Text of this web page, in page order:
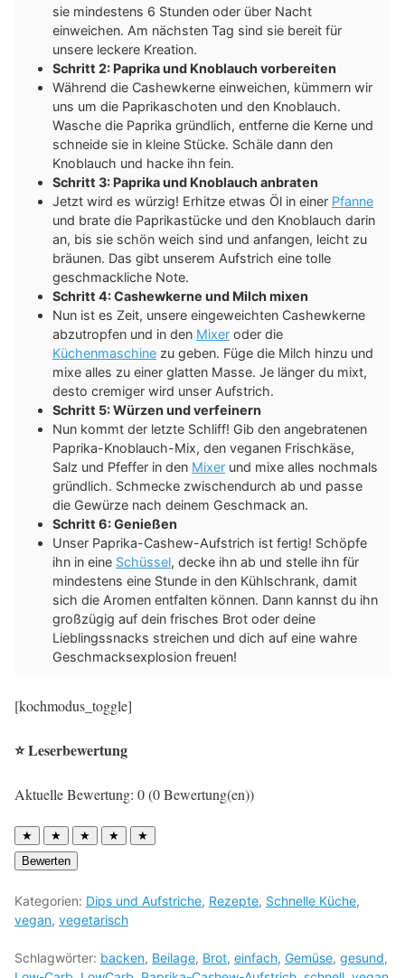
sie mindestens 6 Stunden oder über Nacht
einweichen. Am nächsten Tag sind sie bereit für
unsere leckere Kreation.
Schritt 2: Paprika und Knoblauch vorbereiten
Während die Cashewkerne einweichen, kümmern wir
uns um die Paprikaschoten und den Knoblauch.
Wasche die Paprika gründlich, entferne die Kerne und
schneide sie in kleine Stücke. Schäle dann den
Knoblauch und hacke ihn fein.
Schritt 3: Paprika und Knoblauch anbraten
Jetzt wird es würzig! Erhitze etwas Öl in einer Pfanne
und brate die Paprikastücke und den Knoblauch darin
an, bis sie schön weich sind und anfangen, leicht zu
bräunen. Das gibt unserem Aufstrich eine tolle
geschmackliche Note.
Schritt 4: Cashewkerne und Milch mixen
Nun ist es Zeit, unsere eingeweichten Cashewkerne
abzutropfen und in den Mixer oder die
Küchenmaschine zu geben. Füge die Milch hinzu und
mixe alles zu einer glatten Masse. Je länger du mixt,
desto cremiger wird unser Aufstrich.
Schritt 5: Würzen und verfeinern
Nun kommt der letzte Schliff! Gib den angebratenen
Paprika-Knoblauch-Mix, den veganen Frischkäse,
Salz und Pfeffer in den Mixer und mixe alles nochmals
gründlich. Schmecke zwischendurch ab und passe
die Gewürze nach deinem Geschmack an.
Schritt 6: Genießen
Unser Paprika-Cashew-Aufstrich ist fertig! Schöpfe
ihn in eine Schüssel, decke ihn ab und stelle ihn für
mindestens eine Stunde in den Kühlschrank, damit
sich die Aromen entfalten können. Dann kannst du ihn
großzügig auf dein frisches Brot oder deine
Lieblingssnacks streichen und dich auf eine wahre
Geschmacksexplosion freuen!
[kochmodus_toggle]
⭐ Leserbewertung
Aktuelle Bewertung: 0 (0 Bewertung(en))
★ ★ ★ ★
★
Bewerten
Kategorien: Dips und Aufstriche, Rezepte, Schnelle Küche,
vegan, vegetarisch
Schlagwörter: backen, Beilage, Brot, einfach, Gemüse, gesund,